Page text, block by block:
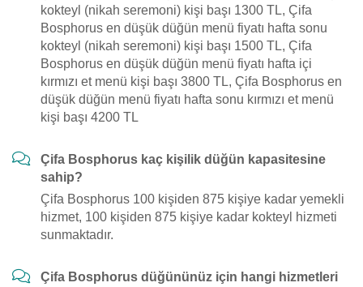
kokteyl (nikah seremoni) kişi başı 1300 TL, Çifa
Bosphorus en düşük düğün menü fiyatı hafta sonu
kokteyl (nikah seremoni) kişi başı 1500 TL, Çifa
Bosphorus en düşük düğün menü fiyatı hafta içi
kırmızı et menü kişi başı 3800 TL, Çifa Bosphorus en
düşük düğün menü fiyatı hafta sonu kırmızı et menü
kişi başı 4200 TL
Çifa Bosphorus kaç kişilik düğün kapasitesine
sahip?
Çifa Bosphorus 100 kişiden 875 kişiye kadar yemekli
hizmet, 100 kişiden 875 kişiye kadar kokteyl hizmeti
sunmaktadır.
Çifa Bosphorus düğününüz için hangi hizmetleri